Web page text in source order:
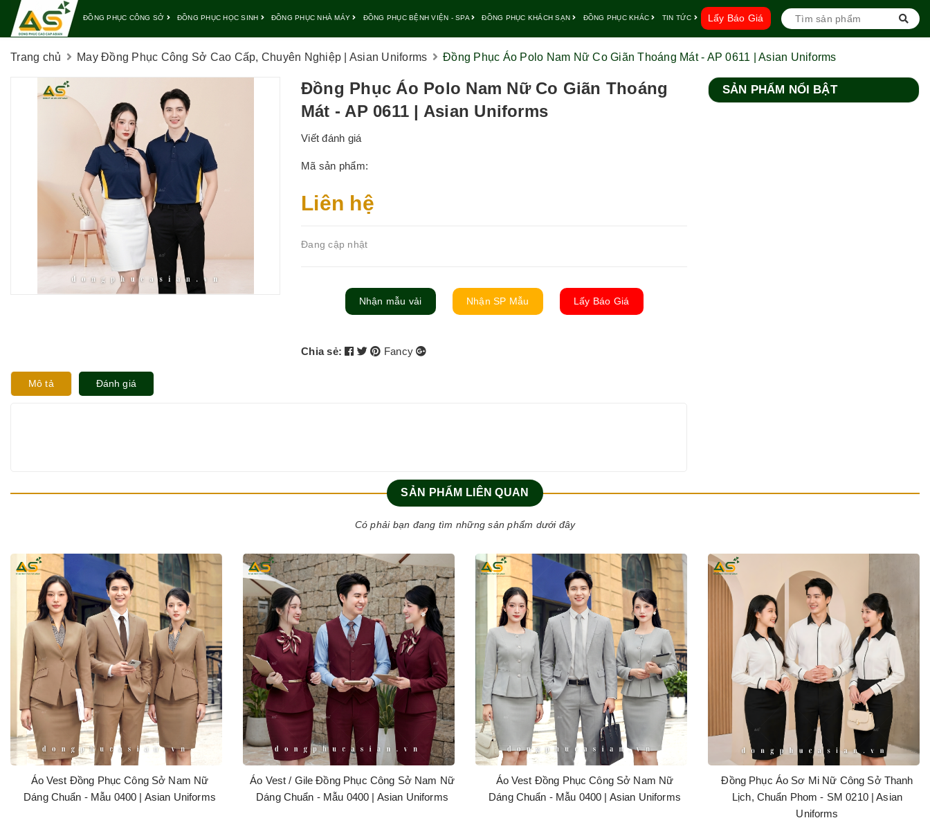
ĐỒNG PHỤC CÔNG SỞ ĐỒNG PHỤC HỌC SINH ĐỒNG PHỤC NHÀ MÁY ĐỒNG PHỤC BỆNH VIỆN - SPA ĐỒNG PHỤC KHÁCH SẠN ĐỒNG PHỤC KHÁC TIN TỨC Lấy Báo Giá
Trang chủ May Đồng Phục Công Sở Cao Cấp, Chuyên Nghiệp | Asian Uniforms Đồng Phục Áo Polo Nam Nữ Co Giãn Thoáng Mát - AP 0611 | Asian Uniforms
Đồng Phục Áo Polo Nam Nữ Co Giãn Thoáng
Mát - AP 0611 | Asian Uniforms
Viết đánh giá
Mã sản phẩm:
Liên hệ
Đang cập nhật
Nhận mẫu vải Nhận SP Mẫu Lấy Báo Giá
Chia sẻ: Fancy
Mô tả Đánh giá
SẢN PHẨM NỔI BẬT
SẢN PHẨM LIÊN QUAN
Có phải bạn đang tìm những sản phẩm dưới đây
Áo Vest Đồng Phục Công Sở Nam Nữ
Dáng Chuẩn - Mẫu 0400 | Asian Uniforms
Áo Vest / Gile Đồng Phục Công Sở Nam Nữ
Dáng Chuẩn - Mẫu 0400 | Asian Uniforms
Áo Vest Đồng Phục Công Sở Nam Nữ
Dáng Chuẩn - Mẫu 0400 | Asian Uniforms
Đồng Phục Áo Sơ Mi Nữ Công Sở Thanh
Lịch, Chuẩn Phom - SM 0210 | Asian
Uniforms